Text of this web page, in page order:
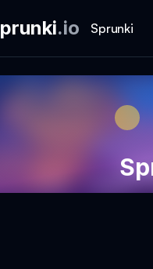
.io Sprunki